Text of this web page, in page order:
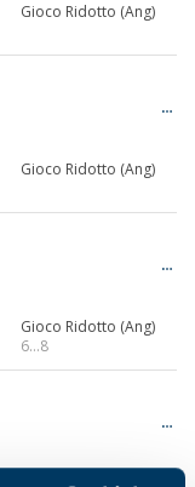
Gioco Ridotto (Ang)
Gioco Ridotto (Ang)
Gioco Ridotto (Ang)
6…8